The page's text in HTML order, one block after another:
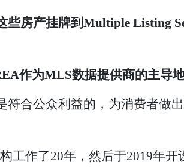
些房产挂牌到Multiple Listing
作为MLS数据提供商的主导地
符合公众利益的，为消费者做
工作了20年，然后于2019年开